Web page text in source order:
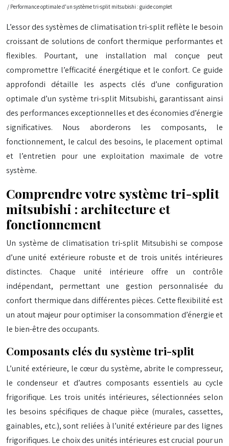
/ Performance optimale d’un système tri-split mitsubishi : guide complet
L’essor des systèmes de climatisation tri-split reflète le besoin
croissant de solutions de confort thermique performantes et
flexibles. Pourtant, une installation mal conçue peut
compromettre l’efficacité énergétique et le confort. Ce guide
approfondi détaille les aspects clés d’une configuration
optimale d’un système tri-split Mitsubishi, garantissant ainsi
des performances exceptionnelles et des économies d’énergie
significatives. Nous aborderons les composants, le
fonctionnement, le calcul des besoins, le placement optimal
et l’entretien pour une exploitation maximale de votre
système.
Comprendre votre système tri-split
mitsubishi : architecture et
fonctionnement
Un système de climatisation tri-split Mitsubishi se compose
d’une unité extérieure robuste et de trois unités intérieures
distinctes. Chaque unité intérieure offre un contrôle
indépendant, permettant une gestion personnalisée du
confort thermique dans différentes pièces. Cette flexibilité est
un atout majeur pour optimiser la consommation d’énergie et
le bien-être des occupants.
Composants clés du système tri-split
L’unité extérieure, le cœur du système, abrite le compresseur,
le condenseur et d’autres composants essentiels au cycle
frigorifique. Les trois unités intérieures, sélectionnées selon
les besoins spécifiques de chaque pièce (murales, cassettes,
gainables, etc.), sont reliées à l’unité extérieure par des lignes
frigorifiques. Le choix des unités intérieures est crucial pour un